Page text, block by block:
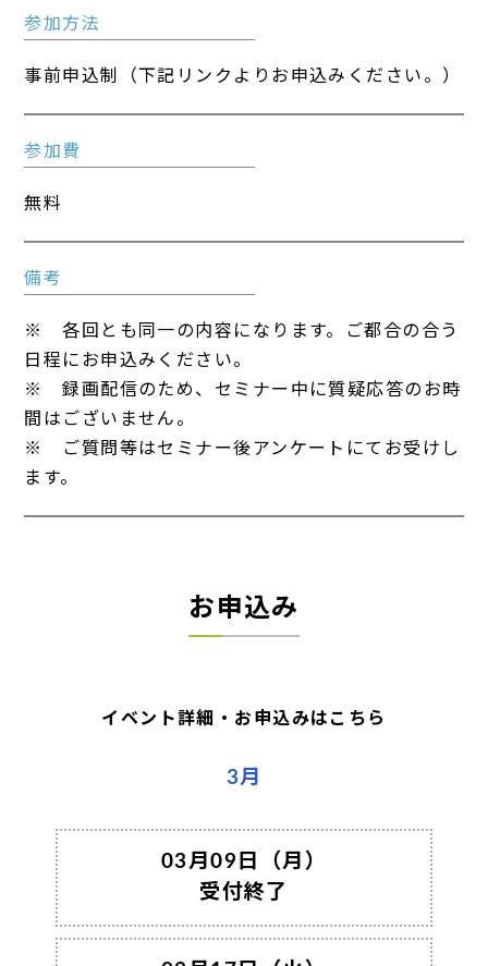
参加方法
事前申込制（下記リンクよりお申込みください。）
参加費
無料
備考
※ 各回とも同一の内容になります。ご都合の合う
日程にお申込みください。
※ 録画配信のため、セミナー中に質疑応答のお時
間はございません。
※ ご質問等はセミナー後アンケートにてお受けし
ます。
お申込み
イベント詳細・お申込みはこちら
3月
03月09日（月）
受付終了